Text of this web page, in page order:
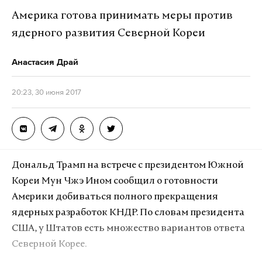
— Иван Долинин (@Dolinin_Ivan)
30 июня
2017 г.
Что со#сбербанк
Как быть? У кого такое было?
— Aleksey Derbeko (@A_Derbeko)
2017 г.
@sberbank что происходит? Повторно списали
деньги, продублировав платеж от 27.06. Как
обычно к вам не дозвониться
— Дима Перегаров (@peregarov)
2017 г.
Ситуация прояснилась через несколько часов
Америка готова принимать меры против
ядерного развития Северной Кореи
Анастасия Драй
20:23, 30 июня 2017
Дональд Трамп на встрече с президентом Южной
Кореи Мун Чжэ Ином сообщил о готовности
Америки добиваться полного прекращения
ядерных разработок КНДР. По словам президента
США, у Штатов есть множество вариантов ответа
Северной Корее.